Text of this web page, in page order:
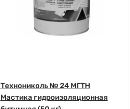
Технониколь № 24 МГТН
Мастика гидроизоляционная